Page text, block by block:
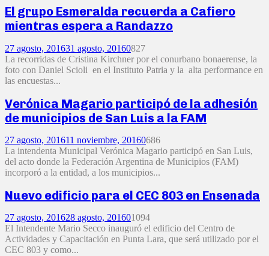
El grupo Esmeralda recuerda a Cafiero
mientras espera a Randazzo
27 agosto, 201631 agosto, 20160827
La recorridas de Cristina Kirchner por el conurbano bonaerense, la
foto con Daniel Scioli en el Instituto Patria y la alta performance en
las encuestas...
Verónica Magario participó de la adhesión
de municipios de San Luis a la FAM
27 agosto, 201611 noviembre, 20160686
La intendenta Municipal Verónica Magario participó en San Luis,
del acto donde la Federación Argentina de Municipios (FAM)
incorporó a la entidad, a los municipios...
Nuevo edificio para el CEC 803 en Ensenada
27 agosto, 201628 agosto, 201601094
El Intendente Mario Secco inauguró el edificio del Centro de
Actividades y Capacitación en Punta Lara, que será utilizado por el
CEC 803 y como...